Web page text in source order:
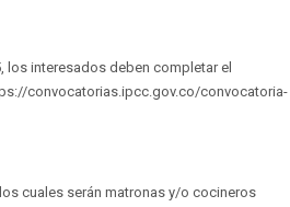
los interesados deben completar el
convocatorias.ipcc.gov.co/convocatoria-
cuales serán matronas y/o cocineros